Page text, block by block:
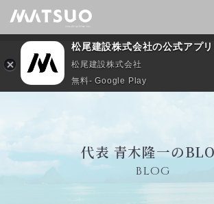
代表 青木隆一の
BLOG
松尾建設株式会社の公式アプリ
松尾建設株式会社
無料- Google Play